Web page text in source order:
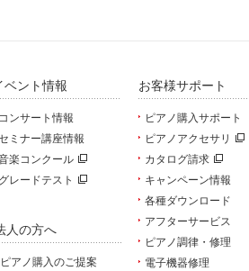
ベント情報
コンサート情報
ミナー講座情報
楽コンクール
グレードテスト
人の方へ
ピアノ購入のご提案
お客様サポート
ピアノ購入サポート
ピアノアクセサリ
カタログ請求
キャンペーン情報
各種ダウンロード
アフターサービス
ピアノ調律・修理
電子機器修理